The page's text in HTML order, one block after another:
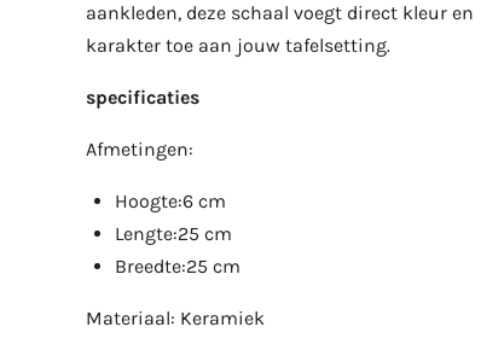
aankleden, deze schaal voegt direct kleur en
karakter toe aan jouw tafelsetting.
specificaties
Afmetingen:
Hoogte:6 cm
Lengte:25 cm
Breedte:25 cm
Materiaal: Keramiek